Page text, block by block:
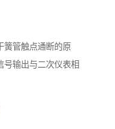
簧管触点通断的原
号输出与二次仪表相